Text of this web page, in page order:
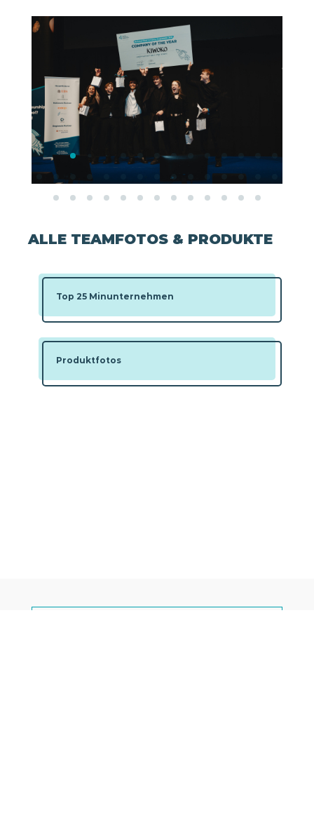
ALLE TEAMFOTOS & PRODUKTE
Top 25 Minunternehmen
Produktfotos